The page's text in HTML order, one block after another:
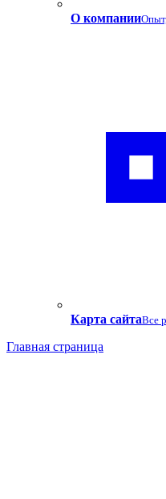
О компании
Карта сайтаВсе
Главная страница